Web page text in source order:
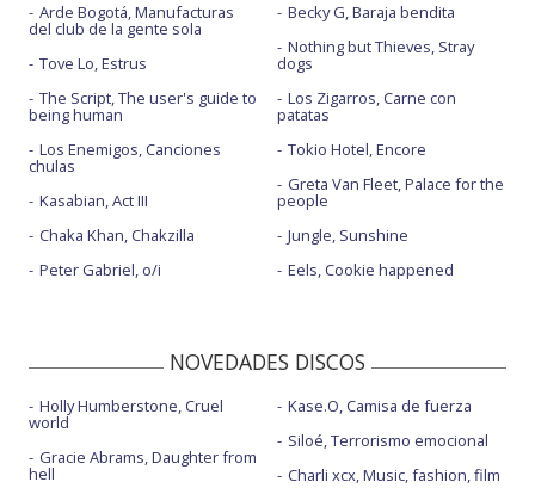
Arde Bogotá, Manufacturas
del club de la gente sola
Tove Lo, Estrus
The Script, The user's guide to
being human
Los Enemigos, Canciones
chulas
Kasabian, Act III
Chaka Khan, Chakzilla
Peter Gabriel, o/i
Becky G, Baraja bendita
Nothing but Thieves, Stray
dogs
Los Zigarros, Carne con
patatas
Tokio Hotel, Encore
Greta Van Fleet, Palace for the
people
Jungle, Sunshine
Eels, Cookie happened
NOVEDADES DISCOS
Holly Humberstone, Cruel
world
Gracie Abrams, Daughter from
hell
Kase.O, Camisa de fuerza
Siloé, Terrorismo emocional
Charli xcx, Music, fashion, film